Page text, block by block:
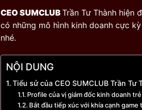
CEO SUMCLUBTrần Tư Thành hiện
có những mô hình kinh doanh cực
nhé.
NỘI DUNG
Tiểu sử của CEO SUMCLUB Trần Tư
Profile của vị giám đốc kinh doanh
Bắt đầu tiếp xúc với khía cạnh game